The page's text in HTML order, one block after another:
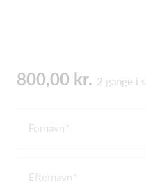
800,00 kr. 2 gange i
Fornavn
Efternavn